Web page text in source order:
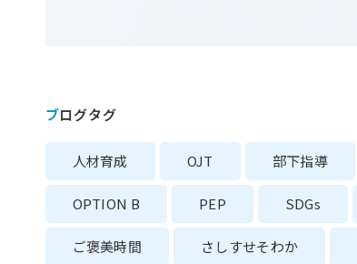
ブログタグ
人材育成 OJT 部下指導
OPTION B PEP SDGs
ご褒美時間 さしすせそわか